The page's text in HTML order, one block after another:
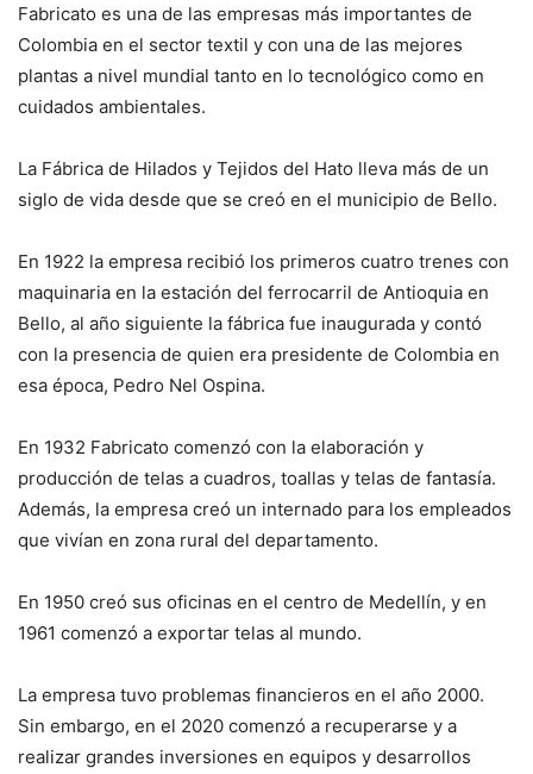
Fabricato es una de las empresas más importantes de
Colombia en el sector textil y con una de las mejores
plantas a nivel mundial tanto en lo tecnológico como en
cuidados ambientales.
La Fábrica de Hilados y Tejidos del Hato lleva más de un
siglo de vida desde que se creó en el municipio de Bello.
En 1922 la empresa recibió los primeros cuatro trenes con
maquinaria en la estación del ferrocarril de Antioquia en
Bello, al año siguiente la fábrica fue inaugurada y contó
con la presencia de quien era presidente de Colombia en
esa época, Pedro Nel Ospina.
En 1932 Fabricato comenzó con la elaboración y
producción de telas a cuadros, toallas y telas de fantasía.
Además, la empresa creó un internado para los empleados
que vivían en zona rural del departamento.
En 1950 creó sus oficinas en el centro de Medellín, y en
1961 comenzó a exportar telas al mundo.
La empresa tuvo problemas financieros en el año 2000.
Sin embargo, en el 2020 comenzó a recuperarse y a
realizar grandes inversiones en equipos y desarrollos